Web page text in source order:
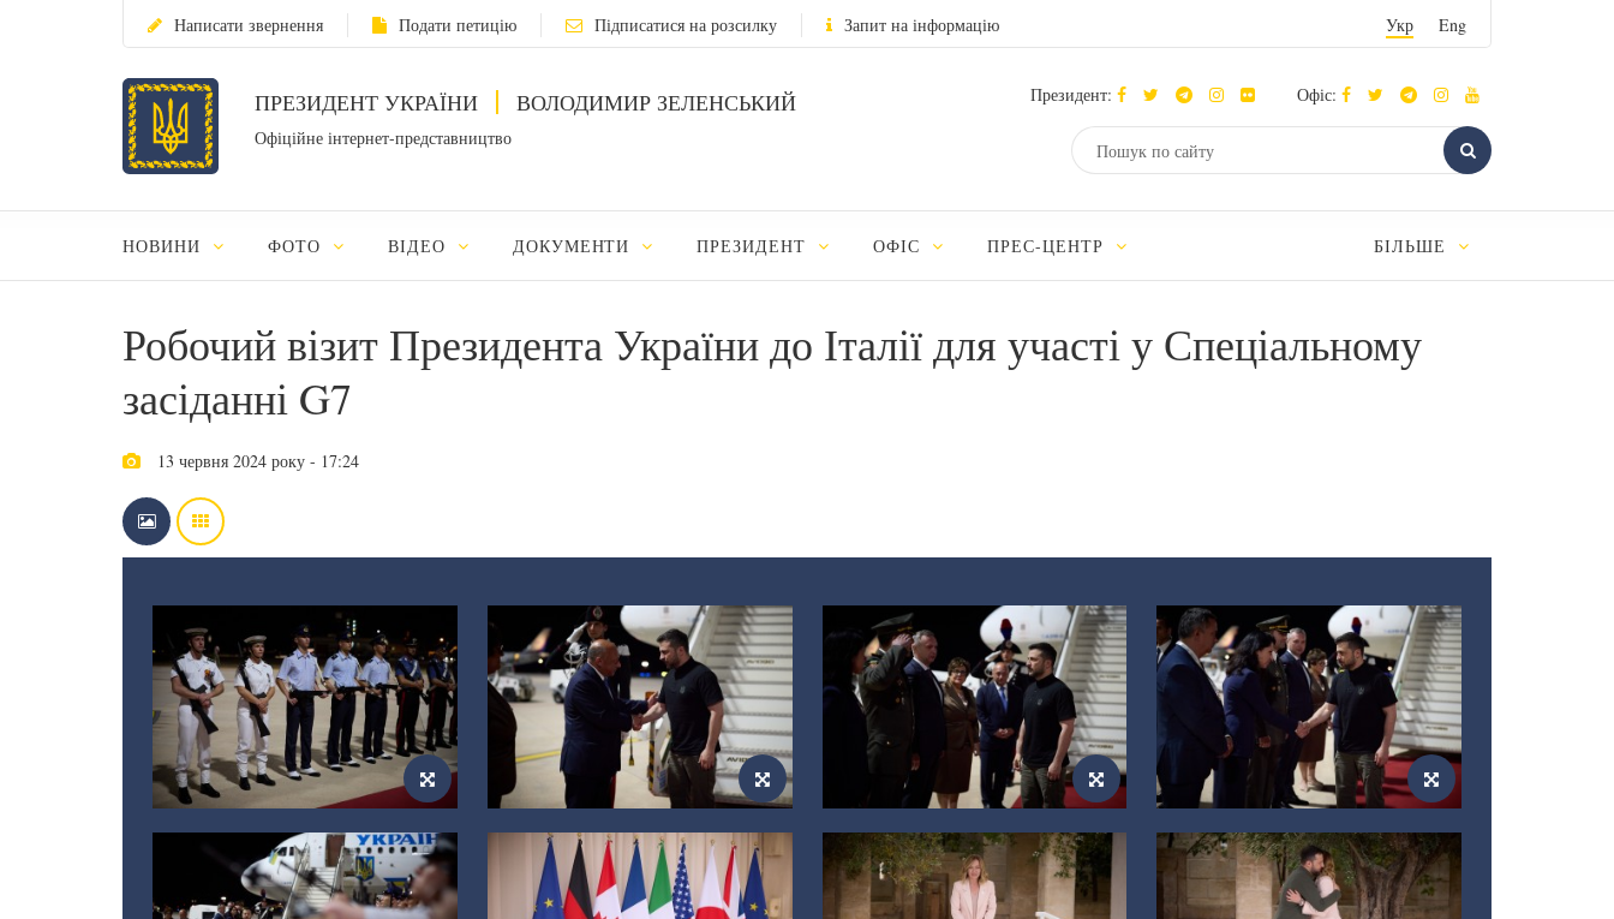
Написати звернення Подати петицію Підписатися на розсилку Запит на інформацію Укр Eng
ПРЕЗИДЕНТ УКРАЇНИ ВОЛОДИМИР ЗЕЛЕНСЬКИЙ
Офіційне інтернет-представництво
Президент: Офіс:
НОВИНИ ФОТО ВІДЕО ДОКУМЕНТИ ПРЕЗИДЕНТ ОФІС ПРЕС-ЦЕНТР БІЛЬШЕ
Робочий візит Президента України до Італії для участі у Спеціальному
засіданні G7
13 червня 2024 року - 17:24